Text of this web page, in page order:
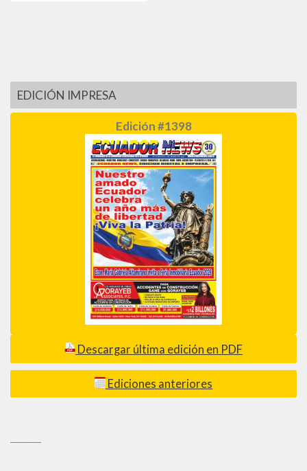
EDICIÓN IMPRESA
Edición #1398
Descargar última edición en PDF
Ediciones anteriores